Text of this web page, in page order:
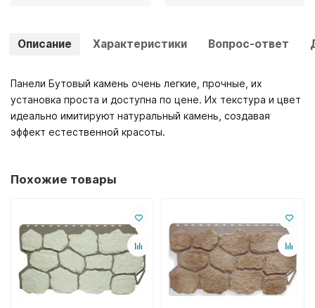
Описание Характеристики Вопрос-ответ
Панели Бутовый камень очень легкие, прочные, их
установка проста и доступна по цене. Их текстура и цвет
идеально имитируют натуральный камень, создавая
эффект естественной красоты.
Похожие товары